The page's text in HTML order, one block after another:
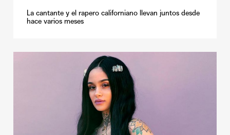
La cantante y el rapero californiano llevan juntos desde
hace varios meses